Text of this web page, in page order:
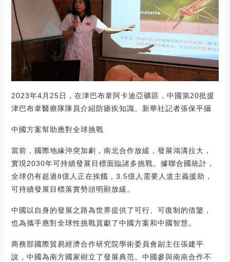
2023年4月25日，在津巴布韋阿卡迪亞礦區，中國第20批援
津巴布韋醫療隊隊員介紹防瘧疾知識。新華社記者張保平攝
中國方案幫助應對全球挑戰
當前，國際地緣沖突加劇，南北合作放緩，發展鴻溝拉大，
實現2030年可持續發展目標面臨諸多挑戰。據聯合國統計，
全球仍有超過8億人正在挨餓，3.5億人需要人道主義援助，
可持續發展目標落實勢頭明顯放緩。
中國以自身的發展之路為世界提供了可行、可復制的借鑒，
也為攜手應對全球性挑戰貢獻了中國方案和中國智慧。
商務部國際貿易經濟合作研究院學術委員會副主任張建平
說，中國為南方國家樹立了發展典范。中國參與南南合作不